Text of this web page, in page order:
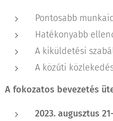
Pontosabb
Hatékonyabb
A kiküldetési
A közúti
A fokozatos bevezetés
2023. augusztus